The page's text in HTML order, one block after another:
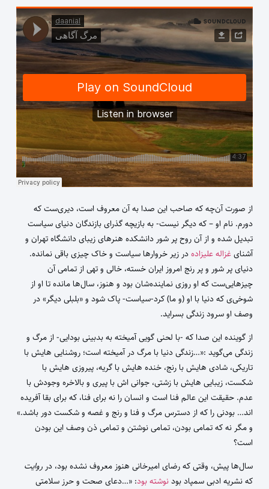
از صورت آن‌چه که صاحب این صدا به آن معروف است، دیری‌ست که
دورم. نام او – که دیگر نیست- به بازیچه گذرای بازندگان دنیای سیاست
تبدیل شده و از آن روح پر شور دانشکده هنرهای زیبای دانشگاه تهران و
آشنایغزاله علیزادهدر زیر خروارها سیاست و خاک چیزی باقی نمانده.
دنیای پر شور و پر رنج امروز ایران خسته، خالی و تهی از تمامی آن
چیزهایی‌ست که او روزی نماینده‌شان بود و هنوز، سال‌ها مانده تا او از
شوخی‌ی که دنیا با او (و ما) کرد-سیاست- پاک شود و «بلبلی دیگر» در
وصف او سرود زندگی بسراید.
از گوینده این صدا که -با لحنی گویی آمیخته به بدبینی بودایی- از مرگ و
زندگی می‌گوید :«…زندگی دنیا با مرگ در آمیخته است؛ روشنایی هایش با
تاریکی، شادی هایش با رنج، خنده هایش با گریه، پیروزی هایش با
شکست، زیبایی هایش با زشتی، جوانی اش با پیری و بالاخره وجودش با
عدم. حقیقت این عالم فنا است و انسان را نه برای فنا، که برای بقا آفریده
اند… بودنی را که از دسترس مرگ و فنا و رنج و غصه و شکست دور باشد.»
و مگر نه که تمامی بودن، تمامی نوشتن و تمامی ذن وصف این بودن
است؟
سال‌ها پیش‌، وقتی که رضای امیرخانی هنوز معروف نشده بود، درروایت
که نشریه ادبی سمپاد بودنوشته بود: «…دعای صحت و حرز سلامتی